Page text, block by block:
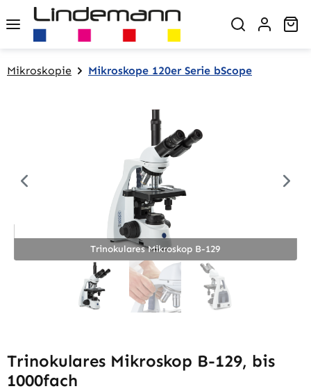
Zum Hauptinhalt springen
Mikroskopie Mikroskope 120er Serie bScope
Trinokulares Mikroskop B-129
Trinokulares Mikroskop B-129, bis
1000fach